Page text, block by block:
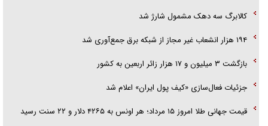
کالابرگ سه دهک مشمول شارژ شد
۱۹۴ هزار انشعاب غیر مجاز از شبکه برق جمع‌آوری شد
بازگشت ۳ میلیون و ۱۷ هزار زائر اربعین به کشور
جزئیات فعال‌سازی «کیف پول ایران» اعلام شد
قیمت جهانی طلا امروز ۱۵ مرداد؛ هر اونس به ۴۲۶۵ دلار و ۲۲ سنت رسید